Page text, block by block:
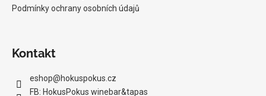
Podmínky ochrany osobních údajů
Kontakt
eshop@hokuspokus.cz
FB: HokusPokus winebar&tapas